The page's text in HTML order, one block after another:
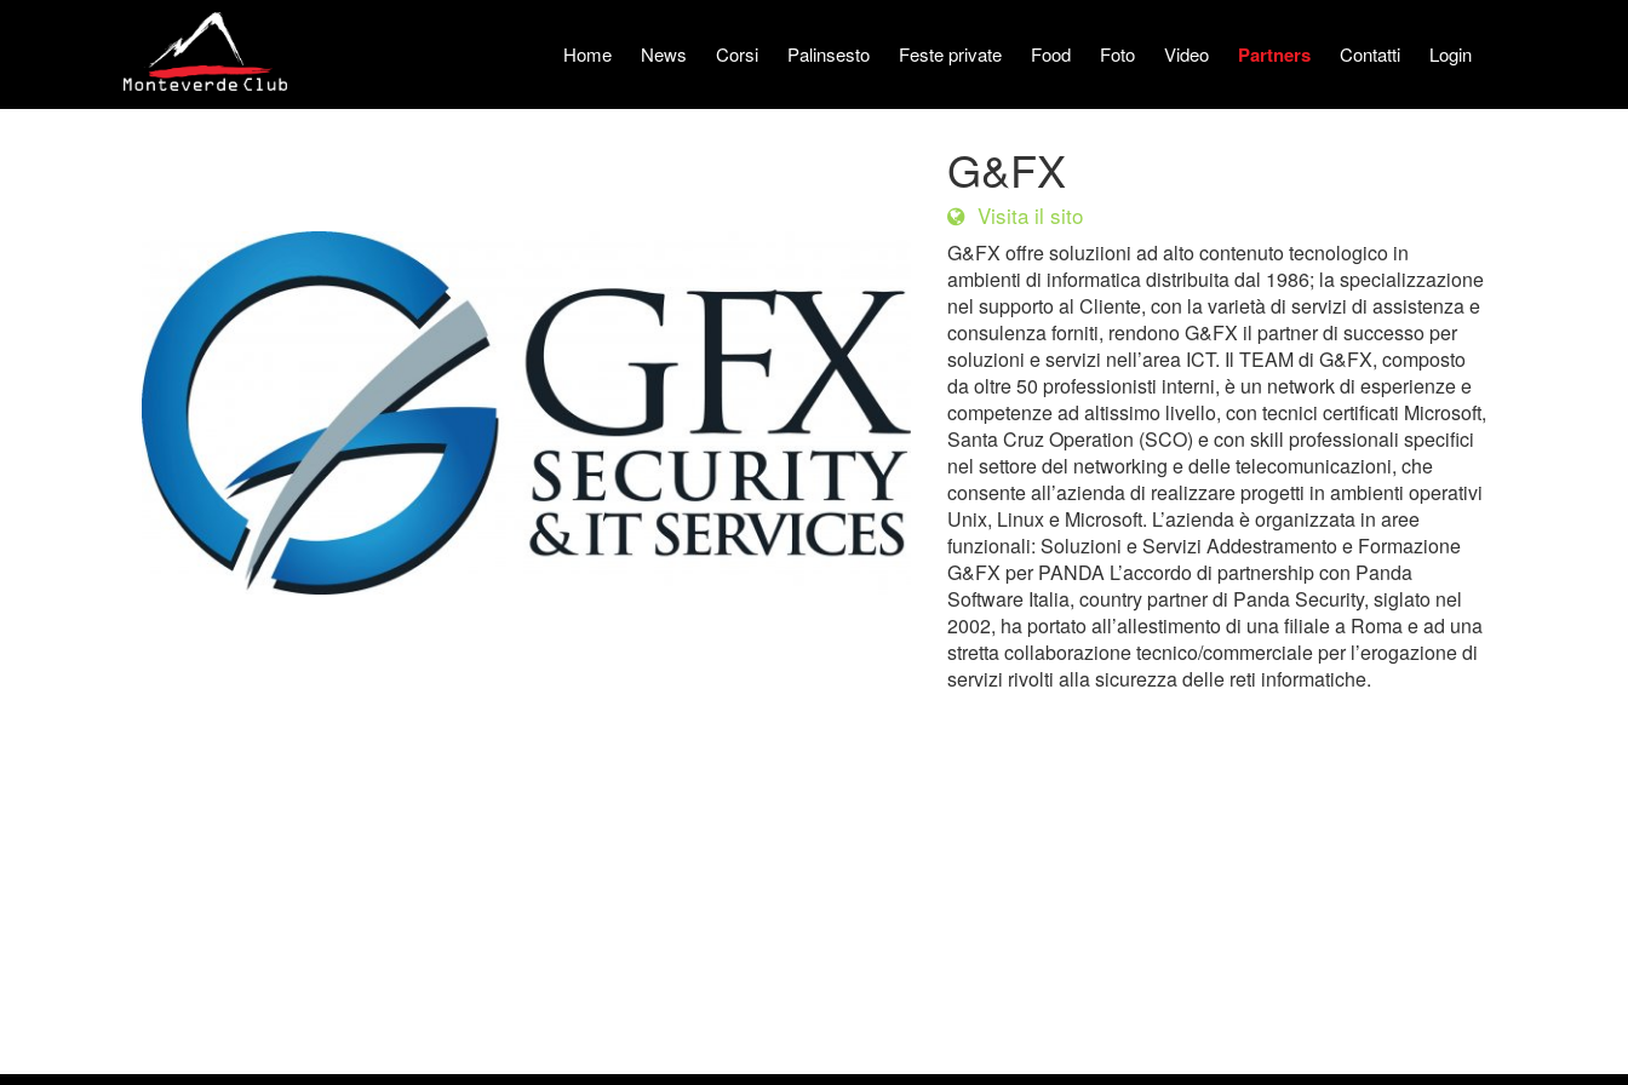
Home News Corsi Palinsesto Feste private Food Foto Video Partners Contatti Login
G&FX
Visita il sito
G&FX offre soluziioni ad alto contenuto tecnologico in
ambienti di informatica distribuita dal 1986; la specializzazione
nel supporto al Cliente, con la varietà di servizi di assistenza e
consulenza forniti, rendono G&FX il partner di successo per
soluzioni e servizi nell’area ICT. Il TEAM di G&FX, composto
da oltre 50 professionisti interni, è un network di esperienze e
competenze ad altissimo livello, con tecnici certificati Microsoft,
Santa Cruz Operation (SCO) e con skill professionali specifici
nel settore del networking e delle telecomunicazioni, che
consente all’azienda di realizzare progetti in ambienti operativi
Unix, Linux e Microsoft. L’azienda è organizzata in aree
funzionali: Soluzioni e Servizi Addestramento e Formazione
G&FX per PANDA L’accordo di partnership con Panda
Software Italia, country partner di Panda Security, siglato nel
2002, ha portato all’allestimento di una filiale a Roma e ad una
stretta collaborazione tecnico/commerciale per l’erogazione di
servizi rivolti alla sicurezza delle reti informatiche.